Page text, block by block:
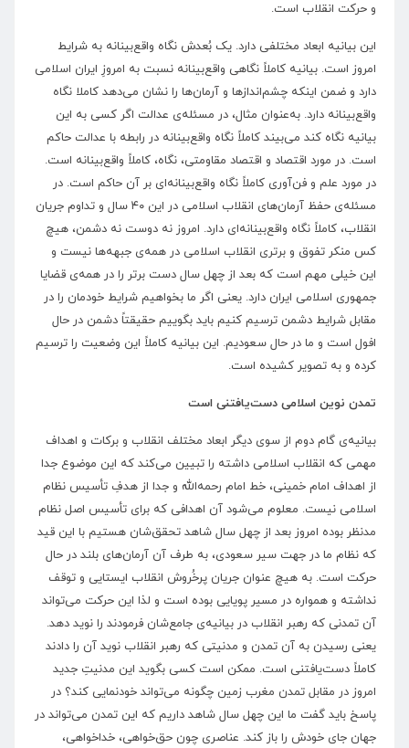
و حرکت انقلاب است.
این بیانیه ابعاد مختلفی دارد. یک بُعدش نگاه واقع‌بینانه به شرایط
امروز است. بیانیه کاملاً نگاهی واقع‌بینانه نسبت به امروزِ ایران اسلامی
دارد و ضمن اینکه چشم‌اندازها و آرمان‌ها را نشان می‌دهد کاملا نگاه
واقع‌بینانه دارد. به‌عنوان مثال، در مسئله‌ی عدالت اگر کسی به این
بیانیه نگاه کند می‌بیند کاملاً نگاه واقع‌بینانه در رابطه با عدالت حاکم
است. در مورد اقتصاد و اقتصاد مقاومتی، نگاه، کاملاً واقع‌بینانه است.
در مورد علم و فن‌آوری کاملاً‌ نگاه واقع‌بینانه‌ای بر آن حاکم است. در
مسئله‌ی حفظ آرمان‌های انقلاب اسلامی در این ۴۰ سال و تداوم جریان
انقلاب، کاملاً نگاه واقع‌بینانه‌ای دارد. امروز نه دوست نه دشمن، هیچ
کس منکر تفوق و برتری انقلاب اسلامی در همه‌ی جبهه‌ها نیست و
این خیلی مهم است که بعد از چهل سال دست برتر را در همه‌ی قضایا
جمهوری اسلامی ایران دارد. یعنی اگر ما بخواهیم شرایط خودمان را در
مقابل شرایط دشمن ترسیم کنیم باید بگوییم حقیقتاً دشمن در حال
افول است و ما در حال سعودیم. این بیانیه کاملاً این وضعیت را ترسیم
کرده و به تصویر کشیده است.
تمدن نوین اسلامی دست‌یافتنی است
بیانیه‌ی گام دوم از سوی دیگر ابعاد مختلف انقلاب و برکات و اهداف
مهمی که انقلاب اسلامی داشته را تبیین می‌کند که این موضوع جدا
از اهداف امام خمینی، خط امام رحمه‌الله و جدا از هدفِ تأسیس نظام
اسلامی نیست. معلوم می‌شود آن اهدافی که برای تأسیس اصل نظام
مدنظر بوده امروز بعد از چهل سال شاهد تحقق‌شان هستیم با این قید
که نظام ما در جهت سیر سعودی، به طرف آن آرمان‌های بلند در حال
حرکت است. به هیچ عنوان جریان پرخُروش انقلاب ایستایی و توقف
نداشته و همواره در مسیر پویایی بوده است و لذا این حرکت می‌تواند
آن تمدنی که رهبر انقلاب در بیانیه‌ی جامع‌شان فرمودند را نوید دهد.
یعنی رسیدن به آن تمدن و مدنیتی که رهبر انقلاب نوید آن را دادند
کاملاً دست‌یافتنی است. ممکن است کسی بگوید این مدنیتِ جدید
امروز در مقابل تمدن مغرب زمین چگونه می‌تواند خودنمایی کند؟ در
پاسخ باید گفت ما این چهل سال شاهد داریم که این تمدن می‌تواند در
جهان جای خودش را باز کند. عناصری چون حق‌خواهی، خداخواهی،